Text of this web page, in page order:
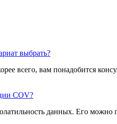
выбрать?
всего, вам понадобится
COV?
данных. Его можно